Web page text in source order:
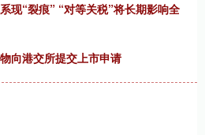
现“裂痕” “对等关税”将长期影响全
向港交所提交上市申请